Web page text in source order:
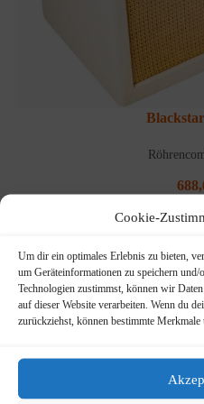
Cookie-
Um dir ein optimales Erlebnis zu bieten,
um Geräteinformationen zu speichern
Technologien zustimmst, können wir
auf dieser Website verarbeiten. Wenn du
zurückziehst, können bestimmte
ANGEBOT!